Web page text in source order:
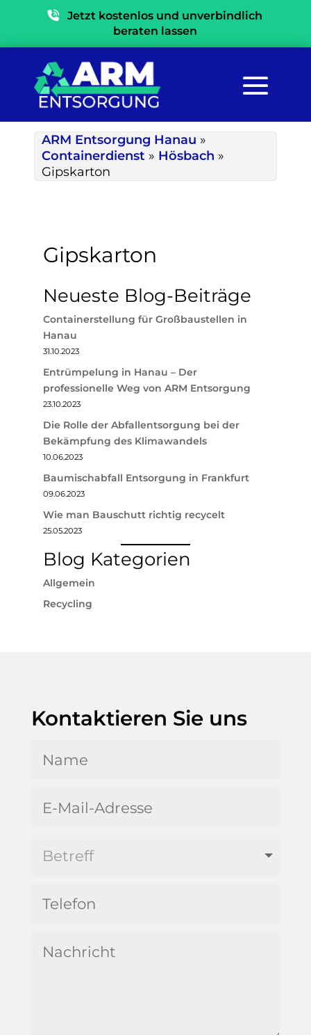
Jetzt kostenlos und unverbindlich
beraten lassen
ARM Entsorgung Hanau »
Containerdienst » Hösbach »
Gipskarton
Gipskarton
Neueste Blog-Beiträge
Containerstellung für Großbaustellen in
Hanau
31.10.2023
Entrümpelung in Hanau – Der
professionelle Weg von ARM Entsorgung
23.10.2023
Die Rolle der Abfallentsorgung bei der
Bekämpfung des Klimawandels
10.06.2023
Baumischabfall Entsorgung in Frankfurt
09.06.2023
Wie man Bauschutt richtig recycelt
25.05.2023
Blog Kategorien
Allgemein
Recycling
Kontaktieren Sie uns